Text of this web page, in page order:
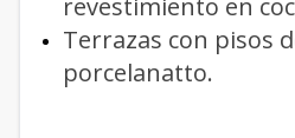
revestimiento en
Terrazas con pisos
porcelanatto.